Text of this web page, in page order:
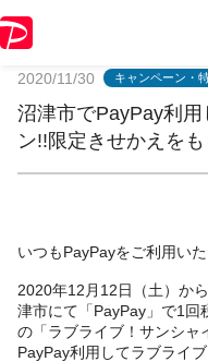
2020/11/30 キャンペーン・
沼津市でPayPay利
ン!!限定きせかえを
いつもPayPayをご利用い
2020年12月12日（土）か
津市にて「PayPay」で1回
の「ラブライブ！サンシャ
PayPay利用してラブライ